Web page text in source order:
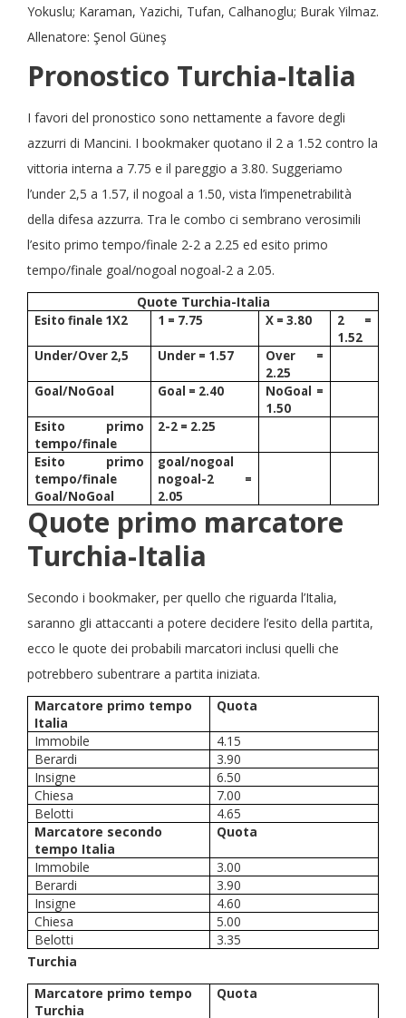
Yokuslu; Karaman, Yazichi, Tufan, Calhanoglu; Burak Yilmaz.
Allenatore: Şenol Güneş
Pronostico Turchia-Italia
I favori del pronostico sono nettamente a favore degli
azzurri di Mancini. I bookmaker quotano il 2 a 1.52 contro la
vittoria interna a 7.75 e il pareggio a 3.80. Suggeriamo
l’under 2,5 a 1.57, il nogoal a 1.50, vista l’impenetrabilità
della difesa azzurra. Tra le combo ci sembrano verosimili
l’esito primo tempo/finale 2-2 a 2.25 ed esito primo
tempo/finale goal/nogoal nogoal-2 a 2.05.
Quote Turchia-Italia
Esito finale 1X2 1 = 7.75 X = 3.80
2 =
1.52
Under/Over 2,5
Under = 1.57
Over =
2.25
Goal/NoGoal
Goal = 2.40
NoGoal =
1.50
Esito primo
tempo/finale
2-2 = 2.25
Esito primo
tempo/finale
Goal/NoGoal
goal/nogoal
nogoal-2 =
2.05
Quote primo marcatore
Turchia-Italia
Secondo i bookmaker, per quello che riguarda l’Italia,
saranno gli attaccanti a potere decidere l’esito della partita,
ecco le quote dei probabili marcatori inclusi quelli che
potrebbero subentrare a partita iniziata.
Marcatore primo tempo
Italia
Quota
Immobile
4.15
Berardi
3.90
Insigne
6.50
Chiesa
7.00
Belotti
4.65
Marcatore secondo
tempo Italia
Quota
Immobile
3.00
Berardi
3.90
Insigne
4.60
Chiesa
5.00
Belotti
3.35
Turchia
Marcatore primo tempo
Turchia
Quota